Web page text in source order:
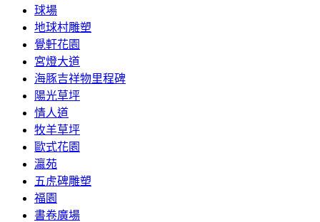
球場
地球村雕塑
覺軒花園
宮燈大道
海豚吉祥物里程碑
陽光草坪
情人道
牧羊草坪
歐式花園
瀛苑
五虎碑雕塑
福園
書卷廣場